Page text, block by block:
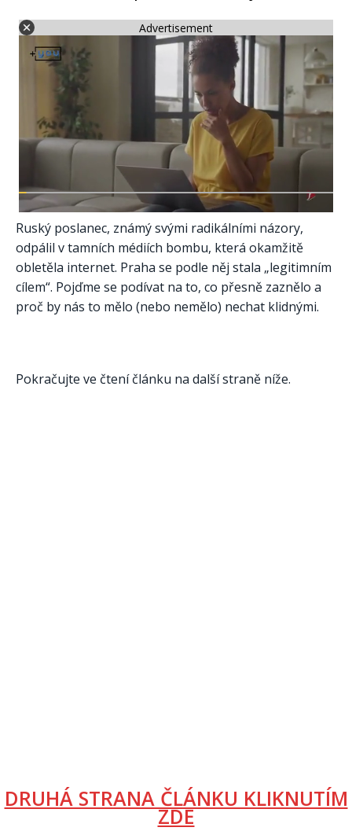
Advertisement
Ruský poslanec, známý svými radikálními názory,
odpálil v tamních médiích bombu, která okamžitě
obletěla internet. Praha se podle něj stala „legitimním
cílem“. Pojďme se podívat na to, co přesně zaznělo a
proč by nás to mělo (nebo nemělo) nechat klidnými.
Pokračujte ve čtení článku na další straně níže.
DRUHÁ STRANA ČLÁNKU KLIKNUTÍM
ZDE